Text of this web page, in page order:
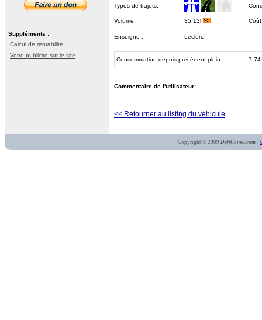
Suppléments :
Calcul de rentabilité
Votre publicité sur le site
Types de trajets:
Volume: 35.13l
Enseigne : Leclerc
Consommation depuis précédent plein: 7.74
Commentaire de l'utilisateur:
<< Retourner au listing du véhicule
Copyright © 2009 DefiConso.com|